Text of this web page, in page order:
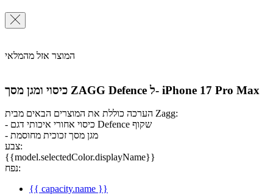
המוצר אזל מהמלאי
כיסוי ומגן מסך ZAGG Defence ל- iPhone 17 Pro Max
הערכה כוללת את המוצרים הבאים מבית Zagg:
- מגן מסך זכוכית מחוסמת
צבע:
{{model.selectedColor.displayName}}
נפח:
{{ capacity.name }}